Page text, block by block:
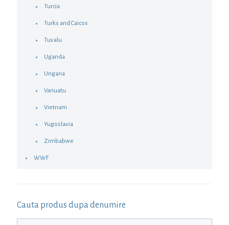
Turcia
Turks and Caicos
Tuvalu
Uganda
Ungaria
Vanuatu
Vietnam
Yugoslavia
Zimbabwe
WWF
Cauta produs dupa denumire